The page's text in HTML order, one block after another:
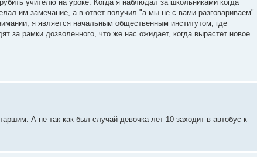
учителю на уроке. Когда я наблюдал за школьниками когда
им замечание, а в ответ получил "а мы не с вами разговариваем".
я является начальным общественным институтом, где
за рамки дозволенного, что же нас ожидает, когда вырастет новое
А не так как был случай девочка лет 10 заходит в автобус к